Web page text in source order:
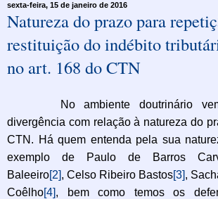
sexta-feira, 15 de janeiro de 2016
Natureza do prazo para
restituição do indébito
no art. 168 do CTN
No ambiente doutrinário
divergência com relação à natureza do
CTN. Há quem entenda pela sua
exemplo de Paulo de Barros
Baleeiro[2], Celso Ribeiro Bastos[3],
Coêlho[4], bem como temos os